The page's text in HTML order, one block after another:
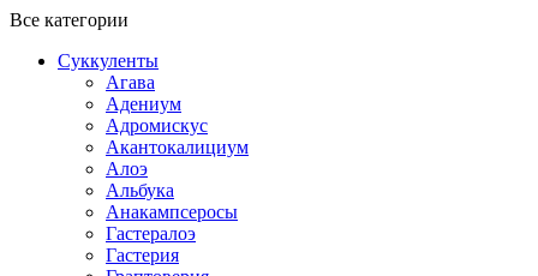
Все категории
Суккуленты
Агава
Адениум
Адромискус
Акантокалициум
Алоэ
Альбука
Анакампсеросы
Гастералоэ
Гастерия